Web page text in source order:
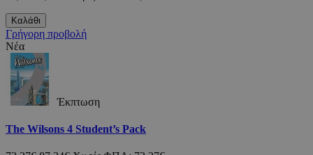
Καλάθι
Γρήγορη προβολή
Νέα
Έκπτωση
The Wilsons 4 Student’s Pack